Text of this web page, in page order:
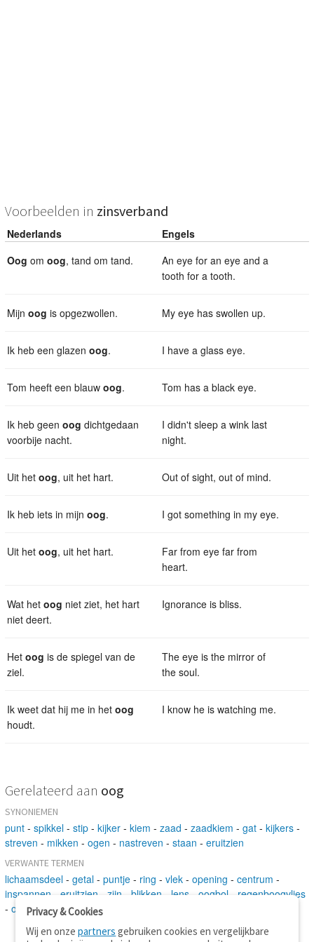
Voorbeelden in zinsverband
Nederlands
Engels
Oog om oog, tand om tand.
An eye for an eye and a
tooth for a tooth.
Mijn oog is opgezwollen. My eye has swollen up.
Ik heb een glazen oog. I have a glass eye.
Tom heeft een blauw oog. Tom has a black eye.
Ik heb geen oog dichtgedaan
voorbije nacht.
I didn't sleep a wink last
night.
Uit het oog, uit het hart. Out of sight, out of mind.
Ik heb iets in mijn oog. I got something in my eye.
Uit het oog, uit het hart.
Far from eye far from
heart.
Wat het oog niet ziet, het hart
niet deert.
Ignorance is bliss.
Het oog is de spiegel van de
ziel.
The eye is the mirror of
the soul.
Ik weet dat hij me in het oog
houdt.
I know he is watching me.
Gerelateerd aan oog
SYNONIEMEN
punt - spikkel - stip - kijker - kiem - zaad - zaadkiem - gat - kijkers -
streven - mikken - ogen - nastreven - staan - eruitzien
VERWANTE TERMEN
lichaamsdeel - getal - puntje - ring - vlek - opening - centrum -
inspannen
eruitzien zijn blikken lens oogbol
regenboogvlies
- ooglid-ooglens
Privacy & Cookies
Wij en onzepartners gebruiken cookies en vergelijkbare